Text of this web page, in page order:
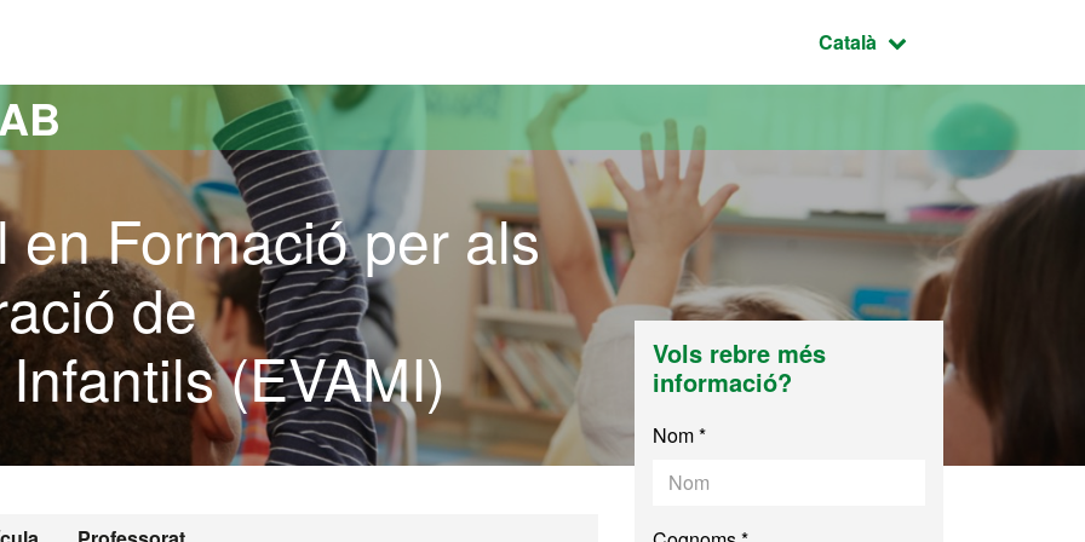
Idioma seleccionat:
Català
en Formació per als
de
(EVAMI)
Vols rebre més
informació?
Nom *